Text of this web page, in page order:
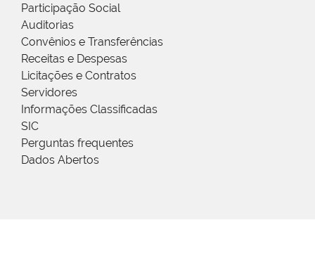
Participação Social
Auditorias
Convênios e Transferências
Receitas e Despesas
Licitações e Contratos
Servidores
Informações Classificadas
SIC
Perguntas frequentes
Dados Abertos